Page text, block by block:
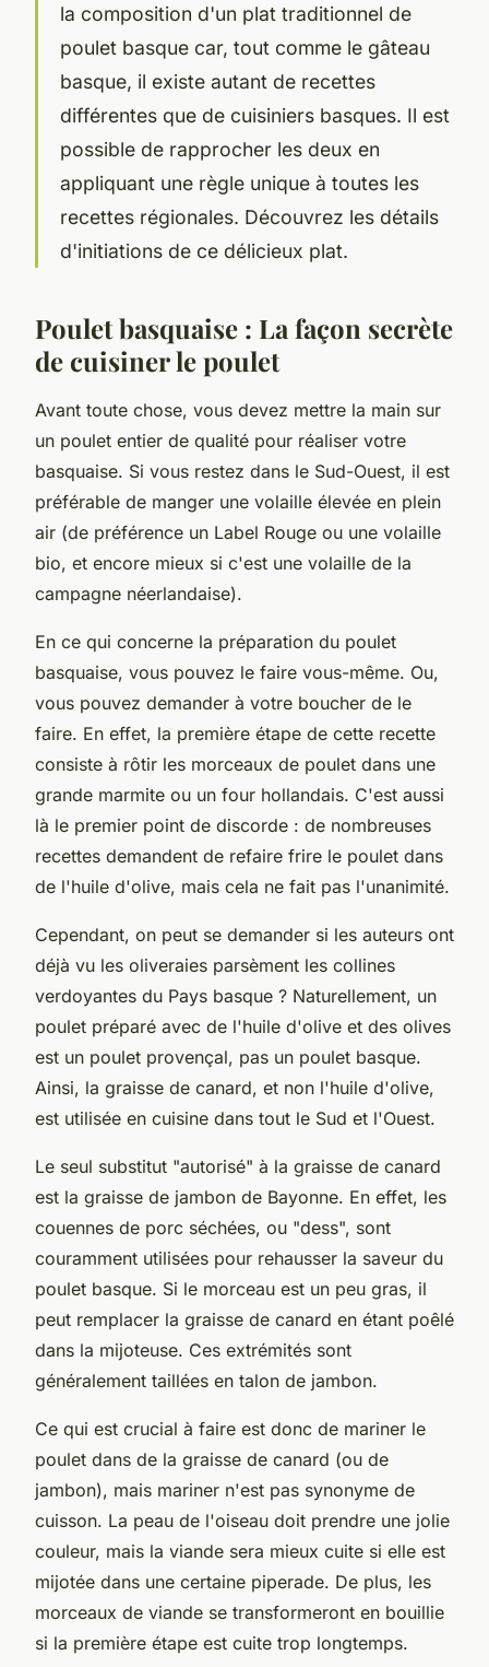
la composition d'un plat traditionnel de
poulet basque car, tout comme le gâteau
basque, il existe autant de recettes
différentes que de cuisiniers basques. Il est
possible de rapprocher les deux en
appliquant une règle unique à toutes les
recettes régionales. Découvrez les détails
d'initiations de ce délicieux plat.
Poulet basquaise : La façon secrète
de cuisiner le poulet
Avant toute chose, vous devez mettre la main sur
un poulet entier de qualité pour réaliser votre
basquaise. Si vous restez dans le Sud-Ouest, il est
préférable de manger une volaille élevée en plein
air (de préférence un Label Rouge ou une volaille
bio, et encore mieux si c'est une volaille de la
campagne néerlandaise).
En ce qui concerne la préparation du poulet
basquaise, vous pouvez le faire vous-même. Ou,
vous pouvez demander à votre boucher de le
faire. En effet, la première étape de cette recette
consiste à rôtir les morceaux de poulet dans une
grande marmite ou un four hollandais. C'est aussi
là le premier point de discorde : de nombreuses
recettes demandent de refaire frire le poulet dans
de l'huile d'olive, mais cela ne fait pas l'unanimité.
Cependant, on peut se demander si les auteurs ont
déjà vu les oliveraies parsèment les collines
verdoyantes du Pays basque ? Naturellement, un
poulet préparé avec de l'huile d'olive et des olives
est un poulet provençal, pas un poulet basque.
Ainsi, la graisse de canard, et non l'huile d'olive,
est utilisée en cuisine dans tout le Sud et l'Ouest.
Le seul substitut "autorisé" à la graisse de canard
est la graisse de jambon de Bayonne. En effet, les
couennes de porc séchées, ou "dess", sont
couramment utilisées pour rehausser la saveur du
poulet basque. Si le morceau est un peu gras, il
peut remplacer la graisse de canard en étant poêlé
dans la mijoteuse. Ces extrémités sont
généralement taillées en talon de jambon.
Ce qui est crucial à faire est donc de mariner le
poulet dans de la graisse de canard (ou de
jambon), mais mariner n'est pas synonyme de
cuisson. La peau de l'oiseau doit prendre une jolie
couleur, mais la viande sera mieux cuite si elle est
mijotée dans une certaine piperade. De plus, les
morceaux de viande se transformeront en bouillie
si la première étape est cuite trop longtemps.